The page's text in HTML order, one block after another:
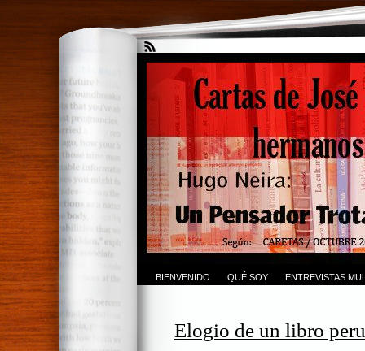
BIENVENIDO QUÉ SOY ENTREVISTAS
Elogio de un libro